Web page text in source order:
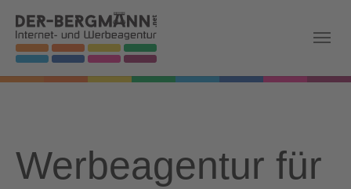
Skip to main navigation
Zum Hauptinhalt springen
Skip to page footer
Werbeagentur für